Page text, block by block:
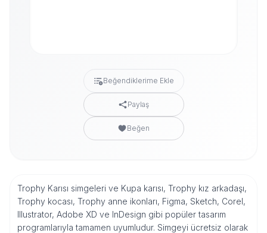
Beğendiklerime Ekle
Paylaş
Beğen
Trophy Karısı simgeleri ve Kupa karısı, Trophy kız arkadaşı,
Trophy kocası, Trophy anne ikonları, Figma, Sketch, Corel,
Illustrator, Adobe XD ve InDesign gibi popüler tasarım
programlarıyla tamamen uyumludur. Simgeyi ücretsiz olarak